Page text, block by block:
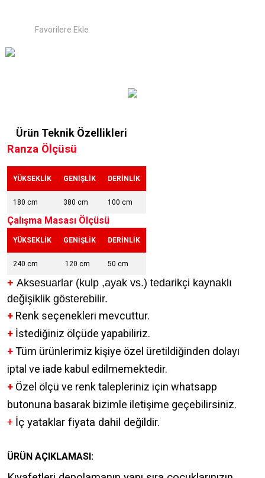
Ürün Teknik Özellikleri
Ranza Ölçüsü
YÜKSEKLİK GENİŞLİK DERİNLİK
180 cm 380 cm 100 cm
Çalışma Masası Ölçüsü
YÜKSEKLİK GENİŞLİK DERİNLİK
240 cm 120 cm 50 cm
+ Aksesuarlar (kulp ,ayak vs.) tedarikçi kaynaklı
değişiklik gösterebilir.
+ Renk seçenekleri mevcuttur.
+ İstediğiniz ölçüde yapabiliriz.
+Tüm ürünlerimiz kişiye özel üretildiğinden dolayı
iptal ve iade kabul edilmemektedir.
+ Özel ölçü ve renk talepleriniz için whatsapp
butonuna basarak bizimle iletişime geçebilirsiniz.
+ İç yataklar fiyata dahil değildir.
ÜRÜN AÇIKLAMASI: